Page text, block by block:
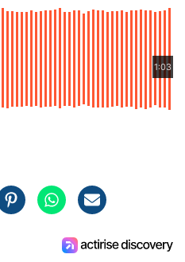
1:03